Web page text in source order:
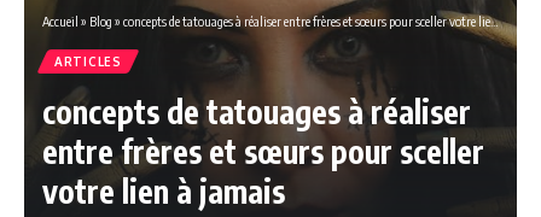
Accueil » Blog » concepts de tatouages à réaliser entre frères et sœurs pour sceller votre lien à jamais
ARTICLES
concepts de tatouages à réaliser
entre frères et sœurs pour sceller
votre lien à jamais